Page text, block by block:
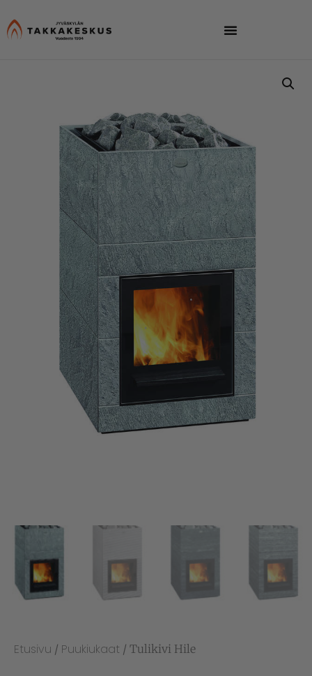
Etusivu / Puukiukaat / Tulikivi Hile